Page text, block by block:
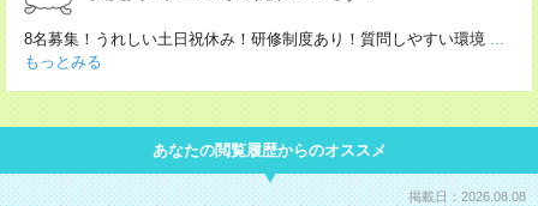
8名募集！うれしい土日祝休み！研修制度あり！質問しやすい環境 ...
もっとみる
あなたの閲覧履歴からのオススメ
掲載日：2026.08.08